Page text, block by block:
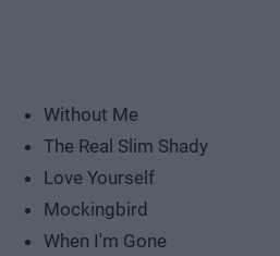
Without Me
The Real Slim Shady
Love Yourself
Mockingbird
When I'm Gone